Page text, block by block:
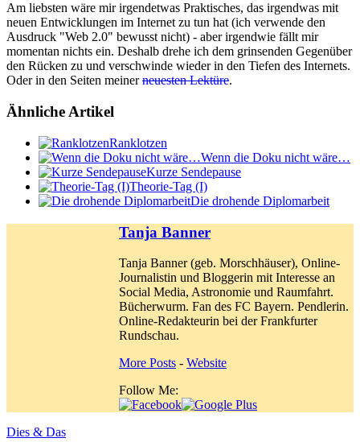
Am liebsten wäre mir irgendetwas Praktisches, das irgendwas mit
neuen Entwicklungen im Internet zu tun hat (ich verwende den
Ausdruck "Web 2.0" bewusst nicht) - aber irgendwie fällt mir
momentan nichts ein. Deshalb drehe ich dem grinsenden Gegenüber
den Rücken zu und verschwinde wieder in den Tiefen des Internets.
Oder in den Seiten meinerneuesten Lektüre.
Ähnliche Artikel
Ranklotzen
Wenn die Doku nicht wäre…
Kurze Sendepause
Theorie-Tag (I)
Die drohende Diplomarbeit
Tanja Banner
Tanja Banner (geb. Morschhäuser), Online-
Journalistin und Bloggerin mit Interesse an
Social Media, Astronomie und Raumfahrt.
Bücherwurm. Fan des FC Bayern. Pendlerin.
Online-Redakteurin bei der Frankfurter
Rundschau.
More Posts - Website
Follow Me:
Dies & Das